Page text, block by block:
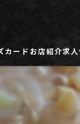
カード
ォーム
お店紹介
わいず所沢店
わいずふじみ
求